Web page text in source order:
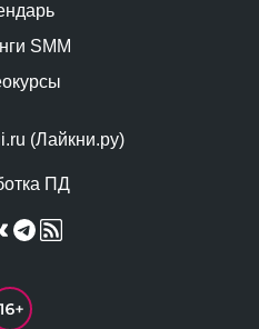
(Лайкни.ру)
ПД
SMM